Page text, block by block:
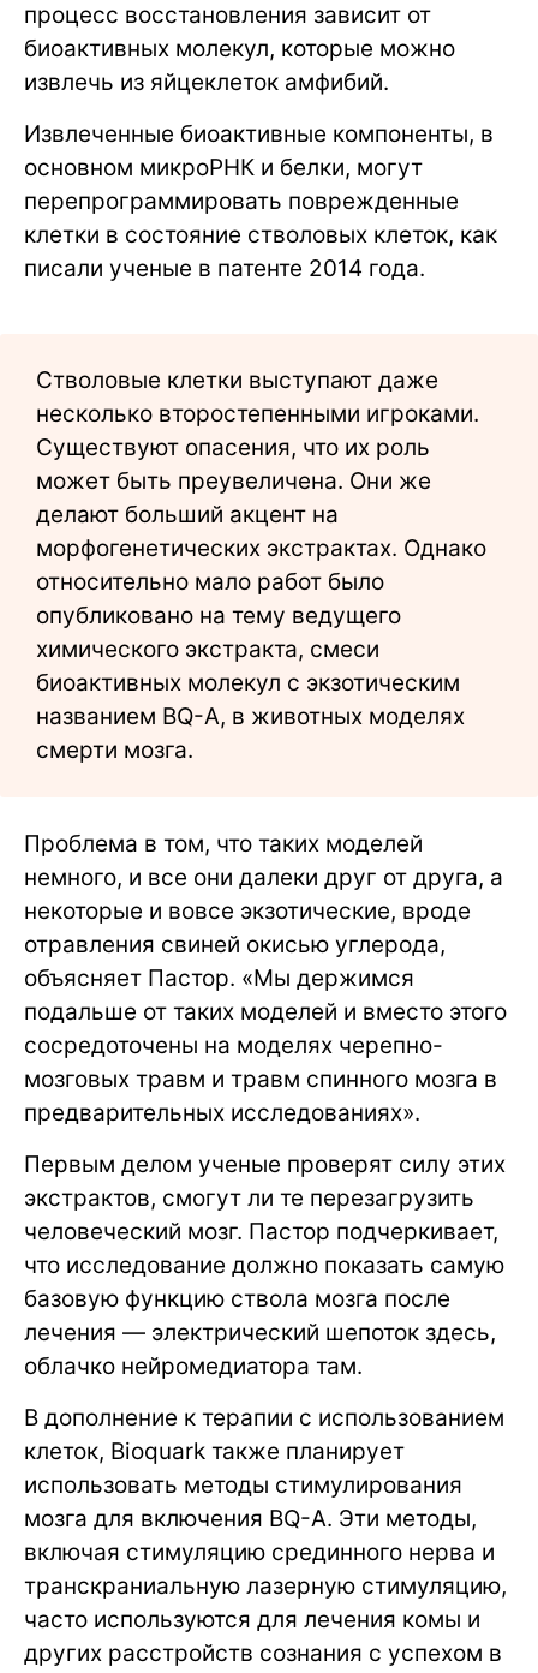
процесс восстановления зависит от
биоактивных молекул, которые можно
извлечь из яйцеклеток амфибий.
Извлеченные биоактивные компоненты, в
основном микроРНК и белки, могут
перепрограммировать поврежденные
клетки в состояние стволовых клеток, как
писали ученые в патенте 2014 года.
Стволовые клетки выступают даже
несколько второстепенными игроками.
Существуют опасения, что их роль
может быть преувеличена. Они же
делают больший акцент на
морфогенетических экстрактах. Однако
относительно мало работ было
опубликовано на тему ведущего
химического экстракта, смеси
биоактивных молекул с экзотическим
названием BQ-A, в животных моделях
смерти мозга.
Проблема в том, что таких моделей
немного, и все они далеки друг от друга, а
некоторые и вовсе экзотические, вроде
отравления свиней окисью углерода,
объясняет Пастор. «Мы держимся
подальше от таких моделей и вместо этого
сосредоточены на моделях черепно-
мозговых травм и травм спинного мозга в
предварительных исследованиях».
Первым делом ученые проверят силу этих
экстрактов, смогут ли те перезагрузить
человеческий мозг. Пастор подчеркивает,
что исследование должно показать самую
базовую функцию ствола мозга после
лечения — электрический шепоток здесь,
облачко нейромедиатора там.
В дополнение к терапии с использованием
клеток, Bioquark также планирует
использовать методы стимулирования
мозга для включения BQ-A. Эти методы,
включая стимуляцию срединного нерва и
транскраниальную лазерную стимуляцию,
часто используются для лечения комы и
других расстройств сознания с успехом в